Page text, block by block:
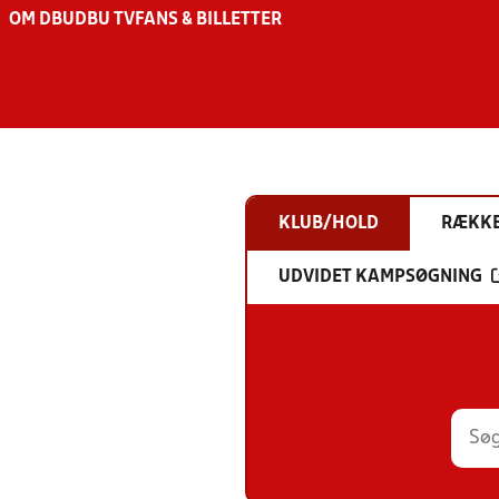
OM DBU DBU TV FANS & BILLETTER
KLUB/HOLD
UDVIDET KAMPSØGNING